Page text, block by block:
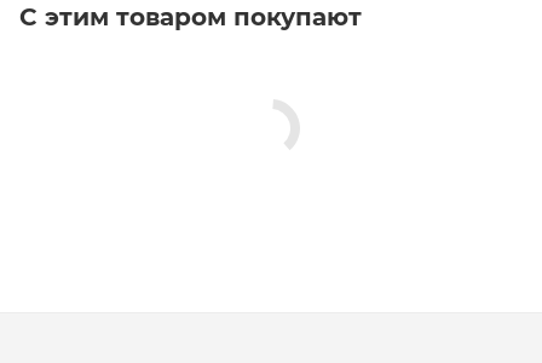
С этим товаром покупают